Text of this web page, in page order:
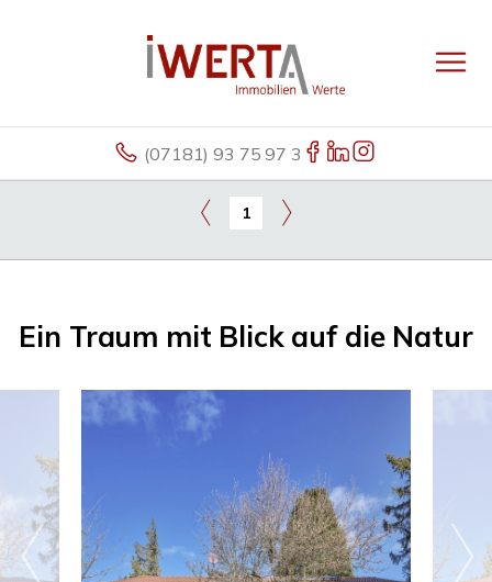
(07181) 93 75 97 3
1
Ein Traum mit Blick auf die Natur